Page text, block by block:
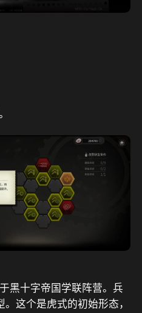
黑十字帝国学联阵营。兵
这个是虎式的初始形态，